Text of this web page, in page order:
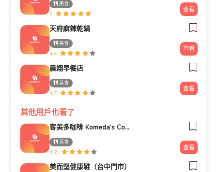
美食
5
查看
天府麻辣乾鍋
美食
4.8
查看
晨翊早餐店
美食
4.7
查看
其他用戶也看了
客美多咖啡 Komeda‘s Coffee - 台南小北店
美食
4.2
查看
美而堅健康鞋（台中門市）